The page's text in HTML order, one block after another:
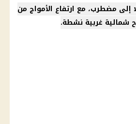
إلى مضطرب، مع ارتفاع الأمواج من